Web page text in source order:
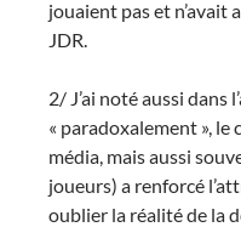
jouaient pas et n’avait
JDR.
2/ J’ai noté aussi dans
« paradoxalement »,
média, mais aussi
joueurs) a renforcé
oublier la réalité de la